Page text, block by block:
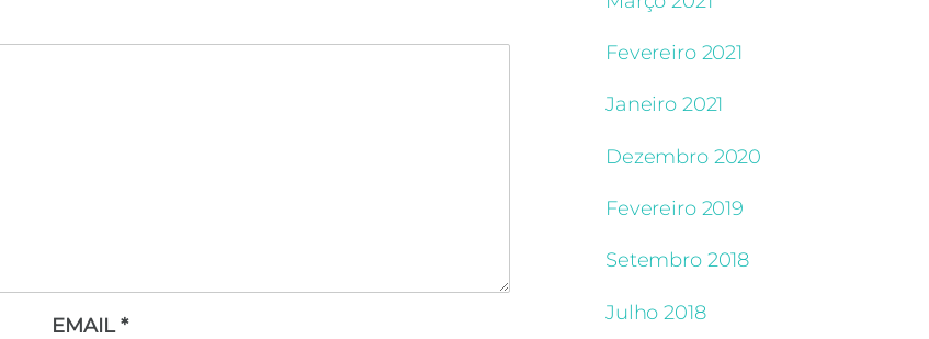
EMAIL*
Fevereiro 2021
Janeiro 2021
Dezembro 2020
Fevereiro 2019
Setembro 2018
Julho 2018